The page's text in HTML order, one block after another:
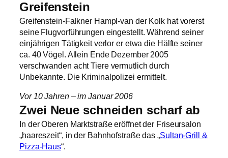
Greifenstein
Greifenstein-Falkner Hampl-van der Kolk hat vorerst
seine Flugvorführungen eingestellt. Während seiner
einjährigen Tätigkeit verlor er etwa die Hälfte seiner
ca. 40 Vögel. Allein Ende Dezember 2005
verschwanden acht Tiere vermutlich durch
Unbekannte. Die Kriminalpolizei ermittelt.
Vor 10 Jahren – im Januar 2006
Zwei Neue schneiden scharf ab
In der Oberen Marktstraße eröffnet der Friseursalon
„haareszeit“, in der Bahnhofstraße das „Sultan-Grill &
Pizza-Haus“.